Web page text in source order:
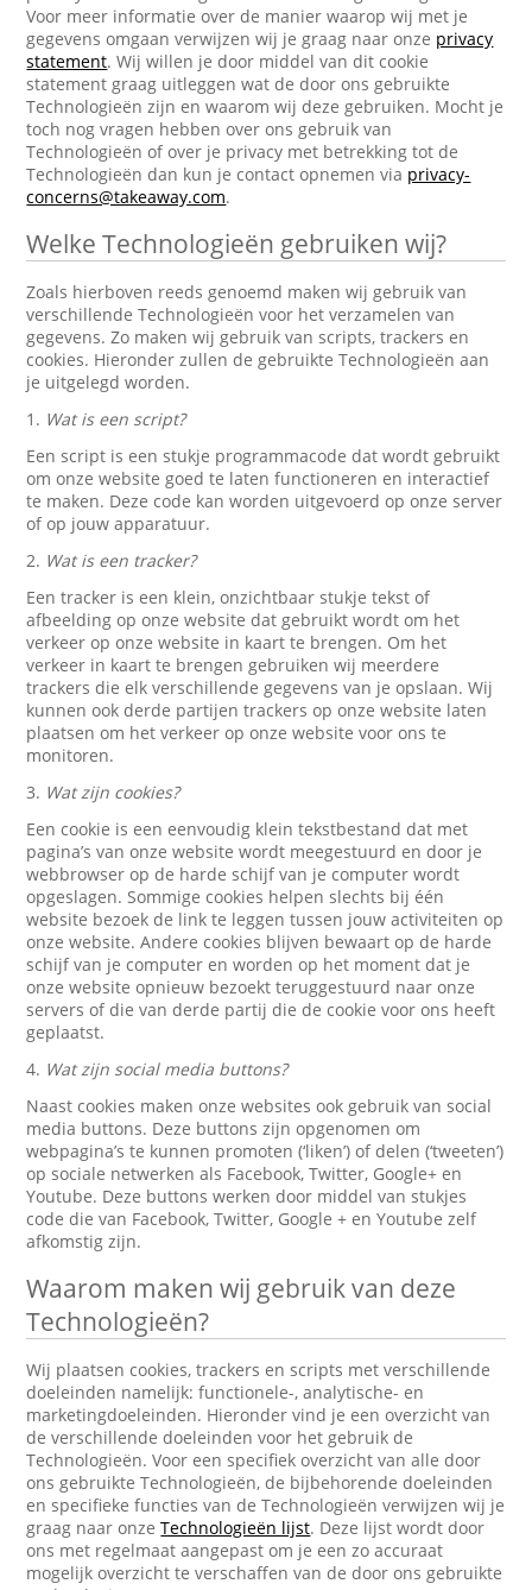
Voor meer informatie over de manier waarop wij met je
gegevens omgaan verwijzen wij je graag naar onze privacy
statement. Wij willen je door middel van dit cookie
statement graag uitleggen wat de door ons gebruikte
Technologieën zijn en waarom wij deze gebruiken. Mocht je
toch nog vragen hebben over ons gebruik van
Technologieën of over je privacy met betrekking tot de
Technologieën dan kun je contact opnemen via privacy-
concerns@takeaway.com.
Welke Technologieën gebruiken wij?
Zoals hierboven reeds genoemd maken wij gebruik van
verschillende Technologieën voor het verzamelen van
gegevens. Zo maken wij gebruik van scripts, trackers en
cookies. Hieronder zullen de gebruikte Technologieën aan
je uitgelegd worden.
1. Wat is een script?
Een script is een stukje programmacode dat wordt gebruikt
om onze website goed te laten functioneren en interactief
te maken. Deze code kan worden uitgevoerd op onze server
of op jouw apparatuur.
2. Wat is een tracker?
Een tracker is een klein, onzichtbaar stukje tekst of
afbeelding op onze website dat gebruikt wordt om het
verkeer op onze website in kaart te brengen. Om het
verkeer in kaart te brengen gebruiken wij meerdere
trackers die elk verschillende gegevens van je opslaan. Wij
kunnen ook derde partijen trackers op onze website laten
plaatsen om het verkeer op onze website voor ons te
monitoren.
3. Wat zijn cookies?
Een cookie is een eenvoudig klein tekstbestand dat met
pagina’s van onze website wordt meegestuurd en door je
webbrowser op de harde schijf van je computer wordt
opgeslagen. Sommige cookies helpen slechts bij één
website bezoek de link te leggen tussen jouw activiteiten op
onze website. Andere cookies blijven bewaart op de harde
schijf van je computer en worden op het moment dat je
onze website opnieuw bezoekt teruggestuurd naar onze
servers of die van derde partij die de cookie voor ons heeft
geplaatst.
4. Wat zijn social media buttons?
Naast cookies maken onze websites ook gebruik van social
media buttons. Deze buttons zijn opgenomen om
webpagina’s te kunnen promoten (‘liken’) of delen (‘tweeten’)
op sociale netwerken als Facebook, Twitter, Google+ en
Youtube. Deze buttons werken door middel van stukjes
code die van Facebook, Twitter, Google + en Youtube zelf
afkomstig zijn.
Waarom maken wij gebruik van deze
Technologieën?
Wij plaatsen cookies, trackers en scripts met verschillende
doeleinden namelijk: functionele-, analytische- en
marketingdoeleinden. Hieronder vind je een overzicht van
de verschillende doeleinden voor het gebruik de
Technologieën. Voor een specifiek overzicht van alle door
ons gebruikte Technologieën, de bijbehorende doeleinden
en specifieke functies van de Technologieën verwijzen wij je
graag naar onzeTechnologieën lijst. Deze lijst wordt door
ons met regelmaat aangepast om je een zo accuraat
mogelijk overzicht te verschaffen van de door ons gebruikte